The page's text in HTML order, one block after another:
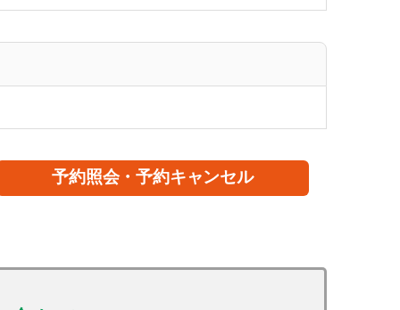
予約照会・予約キャンセル